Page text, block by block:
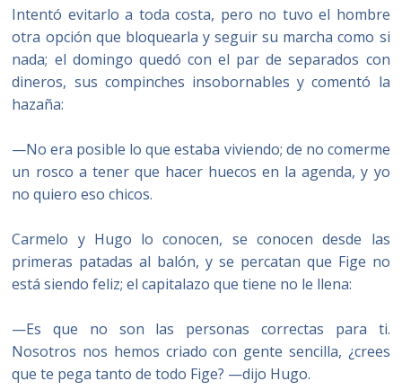
Intentó evitarlo a toda costa, pero no tuvo el hombre
otra opción que bloquearla y seguir su marcha como si
nada; el domingo quedó con el par de separados con
dineros, sus compinches insobornables y comentó la
hazaña:
—No era posible lo que estaba viviendo; de no comerme
un rosco a tener que hacer huecos en la agenda, y yo
no quiero eso chicos.
Carmelo y Hugo lo conocen, se conocen desde las
primeras patadas al balón, y se percatan que Fige no
está siendo feliz; el capitalazo que tiene no le llena:
—Es que no son las personas correctas para ti.
Nosotros nos hemos criado con gente sencilla, ¿crees
que te pega tanto de todo Fige? —dijo Hugo.